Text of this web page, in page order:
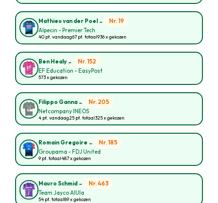
Mathieu van der Poel - Nr. 19
Alpecin - Premier Tech
40 pt. vandaag67 pt. totaal936 x gekozen
Ben Healy - Nr. 152
EF Education - EasyPost
573 x gekozen
Filippo Ganna - Nr. 205
Netcompany INEOS
4 pt. vandaag25 pt. totaal325 x gekozen
Romain Gregoire - Nr. 185
Groupama - FDJ United
9 pt. totaal487 x gekozen
Mauro Schmid - Nr. 463
Team Jayco AlUla
54 pt. totaal89 x gekozen